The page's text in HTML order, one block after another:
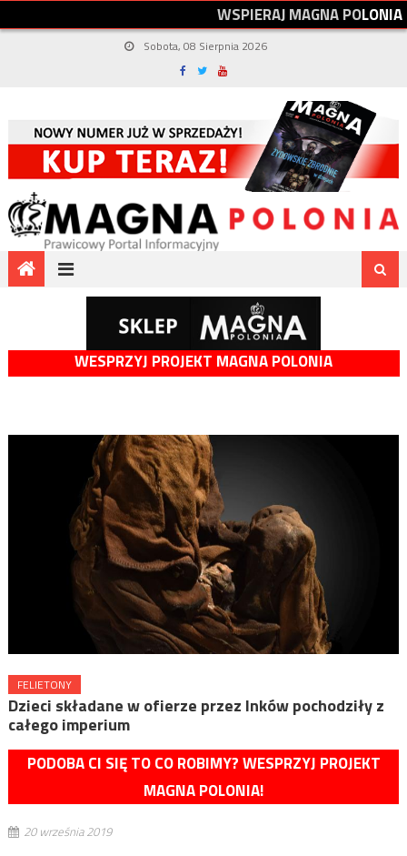
WSPIERAJMAGNAPOLONIA
Sobota, 08 Sierpnia 2026
WESPRZYJ PROJEKT MAGNA POLONIA
FELIETONY
Dzieci składane w ofierze przez Inków pochodziły z
całego imperium
PODOBA CI SIĘ TO CO ROBIMY? WESPRZYJ PROJEKT
MAGNA POLONIA!
20 września 2019